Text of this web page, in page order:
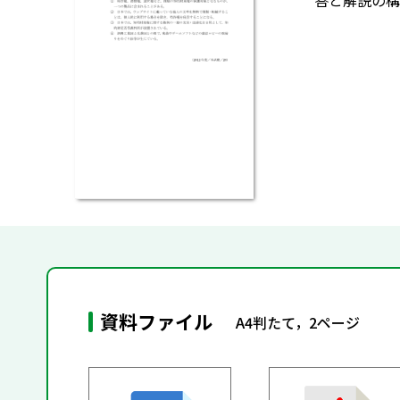
資料ファイル A4判たて，2ページ